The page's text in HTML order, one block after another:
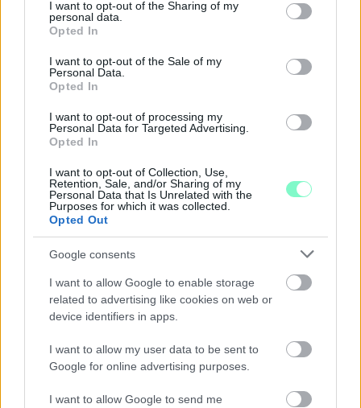
not limited to your visit or usage behaviour. You may click to
grant or deny consent to Google and its third-party tags to
use your data for below specified purposes in below Google
consent section.
I want to opt-out of the Sharing of my
personal data.
Opted In
I want to opt-out of the Sale of my
Personal Data.
Opted In
I want to opt-out of processing my
Personal Data for Targeted Advertising.
Opted In
I want to opt-out of Collection, Use,
Retention, Sale, and/or Sharing of my
Personal Data that Is Unrelated with the
Purposes for which it was collected.
Opted Out
Google consents
I want to allow Google to enable storage
related to advertising like cookies on web or
device identifiers in apps.
I want to allow my user data to be sent to
Google for online advertising purposes.
I want to allow Google to send me
TERVEIT
építéséről is tájékoztatják az érdeklődőket.
DÍSZKIVILÁGÍTÁS LEKAPCSOLÁSA